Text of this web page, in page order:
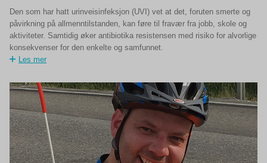
Den som har hatt urinveisinfeksjon (UVI) vet at det, foruten smerte og
påvirkning på allmenntilstanden, kan føre til fravær fra jobb, skole og
aktiviteter. Samtidig øker antibiotika resistensen med risiko for alvorlige
konsekvenser for den enkelte og samfunnet.
Les mer